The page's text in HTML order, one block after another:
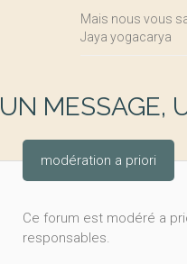
Mais nous vous
Jaya yogacarya
UN MESSAGE,
modération a priori
Ce forum est modéré a
responsables.